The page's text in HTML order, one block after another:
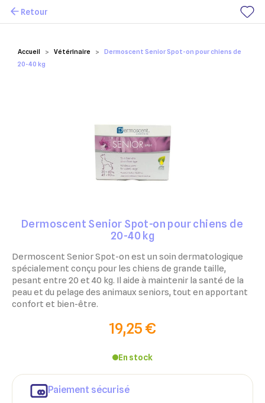
Mes favoris
Accueil Vétérinaire
Dermoscent Senior Spot-on pour chiens de
20-40 kg
Retour
Dermoscent Senior Spot-on pour chiens de
20-40 kg
Dermoscent Senior Spot-on est un soin dermatologique
spécialement conçu pour les chiens de grande taille,
pesant entre 20 et 40 kg. Il aide à maintenir la santé de la
peau et du pelage des animaux seniors, tout en apportant
confort et bien-être.
19,25 €
En stock
Paiement sécurisé
Créer une liste d'envies
Connexion